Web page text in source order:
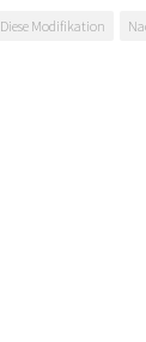
Diese Modifikation